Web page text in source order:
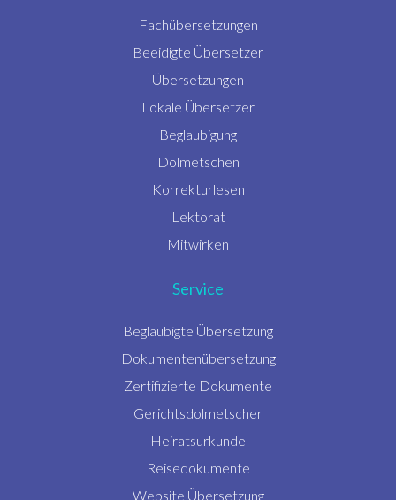
Fachübersetzungen
Beeidigte Übersetzer
Übersetzungen
Lokale Übersetzer
Beglaubigung
Dolmetschen
Korrekturlesen
Lektorat
Mitwirken
Service
Beglaubigte Übersetzung
Dokumentenübersetzung
Zertifizierte Dokumente
Gerichtsdolmetscher
Heiratsurkunde
Reisedokumente
Website Übersetzung